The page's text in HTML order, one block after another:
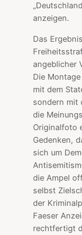
anzeigen.
Das
angeblicher
Die
mit dem
sondern mit
die
Originalfoto
Gedenken,
sich um
die Ampel
selbst
der
Faeser
rechtfertigt